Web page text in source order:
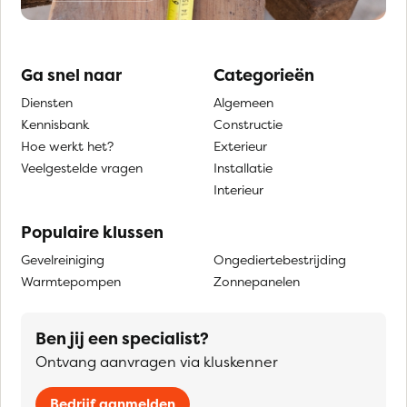
Ga snel naar
Diensten
Kennisbank
Hoe werkt het?
Veelgestelde vragen
Categorieën
Algemeen
Constructie
Exterieur
Installatie
Interieur
Populaire klussen
Gevelreiniging
Warmtepompen
Ongediertebestrijding
Zonnepanelen
Ben jij een specialist?
Ontvang aanvragen via kluskenner